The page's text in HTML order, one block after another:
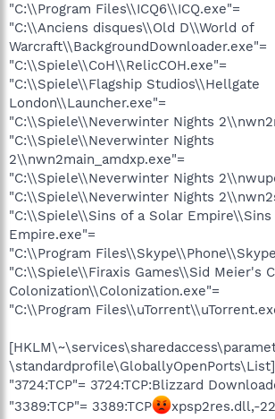
"C:\\Program Files\\ICQ6\\ICQ.exe"=
"C:\\Anciens disques\\Old D\\World of
Warcraft\\BackgroundDownloader.exe"=
"C:\\Spiele\\CoH\\RelicCOH.exe"=
"C:\\Spiele\\Flagship Studios\\Hellgate
London\\Launcher.exe"=
"C:\\Spiele\\Neverwinter Nights
"C:\\Spiele\\Neverwinter Nights
2\\nwn2main_amdxp.exe"=
"C:\\Spiele\\Neverwinter Nights
"C:\\Spiele\\Neverwinter Nights
"C:\\Spiele\\Sins of a Solar
Empire.exe"=
"C:\\Program
"C:\\Spiele\\Firaxis Games\\Sid Meier's
Colonization\\Colonization.exe"=
"C:\\Program
\standardprofile\GloballyOpenPorts\List]
"3724:TCP"= 3724:TCP:Blizzard
"3389:TCP"= 3389:TCP
xpsp2res.dll,-